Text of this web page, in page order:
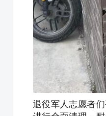
退役军人志愿者